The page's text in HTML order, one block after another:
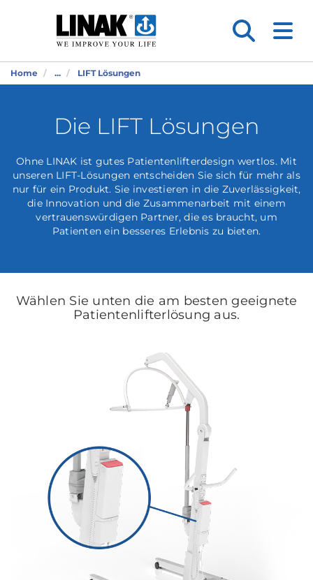
Home ... LIFT Lösungen
Die LIFT Lösungen
Ohne LINAK ist gutes Patientenlifterdesign wertlos. Mit
unseren LIFT-Lösungen entscheiden Sie sich für mehr als
nur für ein Produkt. Sie investieren in die Zuverlässigkeit,
die Innovation und die Zusammenarbeit mit einem
vertrauenswürdigen Partner, die es braucht, um
Patienten ein besseres Erlebnis zu bieten.
Wählen Sie unten die am besten geeignete
Patientenlifterlösung aus.